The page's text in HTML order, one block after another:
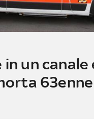
in un canale
63enne